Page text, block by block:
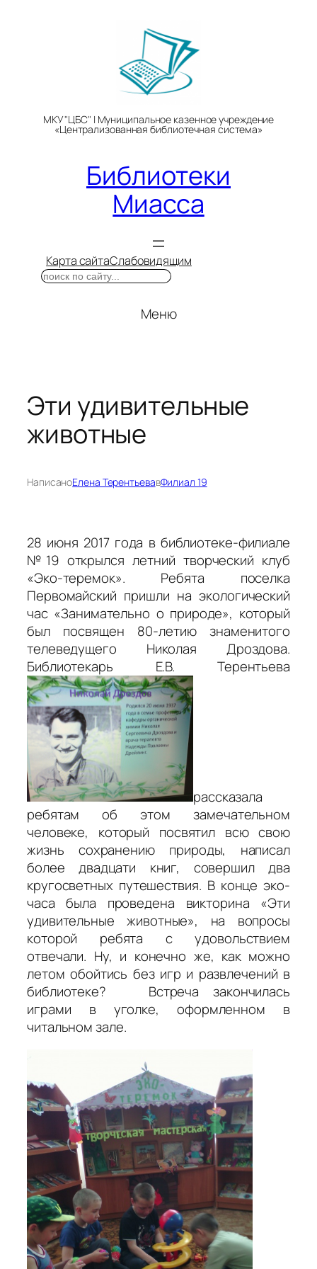
МКУ "ЦБС" | Муниципальное казенное учреждение
«Централизованная библиотечная система»
Библиотеки
Миасса
Карта сайтаСлабовидящим
Поиск
Меню
Эти удивительные
животные
НаписаноЕлена ТерентьевавФилиал 19
28 июня 2017 года в библиотеке-филиале
№19 открылся летний творческий клуб
«Эко-теремок». Ребята поселка
Первомайский пришли на экологический
час «Занимательно о природе», который
был посвящен 80-летию знаменитого
телеведущего Николая Дроздова.
Библиотекарь Е.В. Терентьева
рассказала
ребятам об этом замечательном
человеке, который посвятил всю свою
жизнь сохранению природы, написал
более двадцати книг, совершил два
кругосветных путешествия. В конце эко-
часа была проведена викторина «Эти
удивительные животные», на вопросы
которой ребята с удовольствием
отвечали. Ну, и конечно же, как можно
летом обойтись без игр и развлечений в
библиотеке? Встреча закончилась
играми в уголке, оформленном в
читальном зале.